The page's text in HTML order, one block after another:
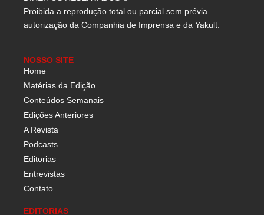
Proibida a reprodução total ou parcial sem prévia
autorização da Companhia de Imprensa e da Yakult.
NOSSO SITE
Home
Matérias da Edição
Conteúdos Semanais
Edições Anteriores
A Revista
Podcasts
Editorias
Entrevistas
Contato
EDITORIAS